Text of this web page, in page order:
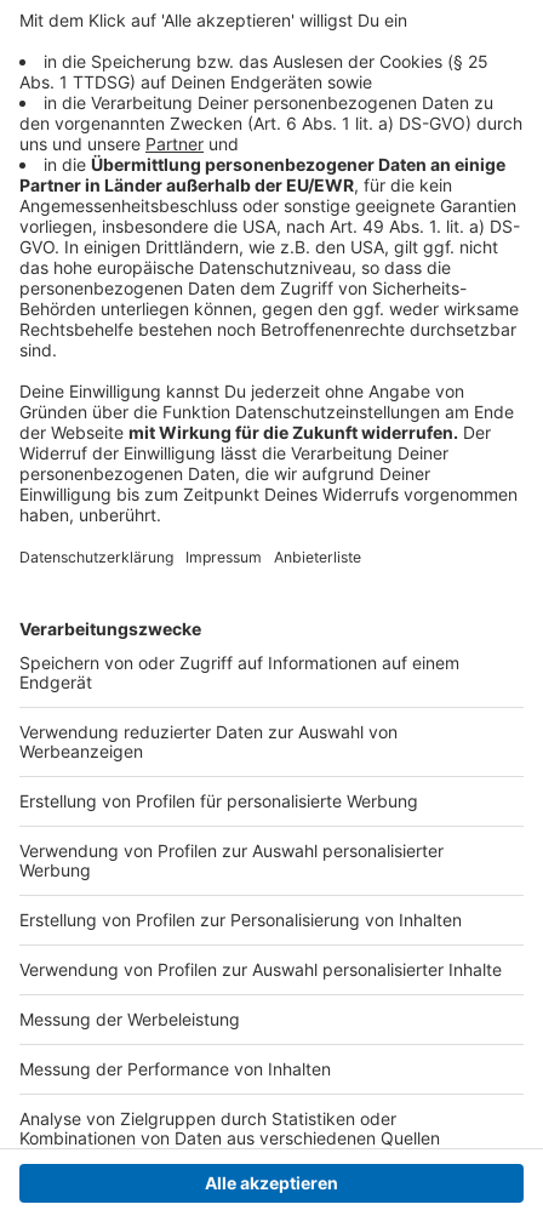
Gleichzeitig wirkt die darüberliegende, schluffreiche
Sandschicht wie ein natürlicher Deckel – sie
verhindert, dass gespeicherte Wärme nach oben
entweicht. Da das Wasser in der Formation nahezu
unbewegt bleibt, kann die Wärme im Winter über den
gleichen Brunnen wieder abgepumpt werden.
Anzeige
Geothermische Nutzung mit Vorbildcharakter
Anzeige
Messungen und Pumpversuche im Bohrloch
bestätigen die Wasserergiebigkeit der Schicht. Die
Ergebnisse lassen sich laut GD NRW auch auf weitere
Standorte am Niederrhein übertragen, sofern dort
ebenfalls muschelreiche und grobkörnige Sande der
abhängig von Bedarf und Nutzung, etwa einem
Nahwärmenetz oder einem Gartenbaubetrieb.
Aquifer-Wärmespeicher sind in NRW bislang selten, in
Ländern wie den Niederlanden dagegen weit
verbreitet. Auch in Deutschland gibt es bereits
Vorzeigeprojekte – etwa im Berliner Regierungsviertel,
wo ein Wärmespeicher das Reichstagsgebäude
versorgt.
Anzeige